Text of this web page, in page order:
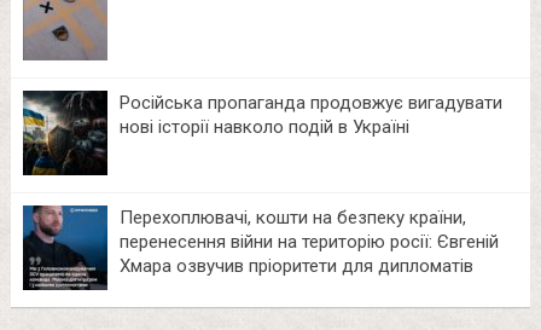
Російська пропаганда продовжує вигадувати
нові історії навколо подій в Україні
Перехоплювачі, кошти на безпеку країни,
перенесення війни на територію росії: Євгеній
Хмара озвучив пріоритети для дипломатів